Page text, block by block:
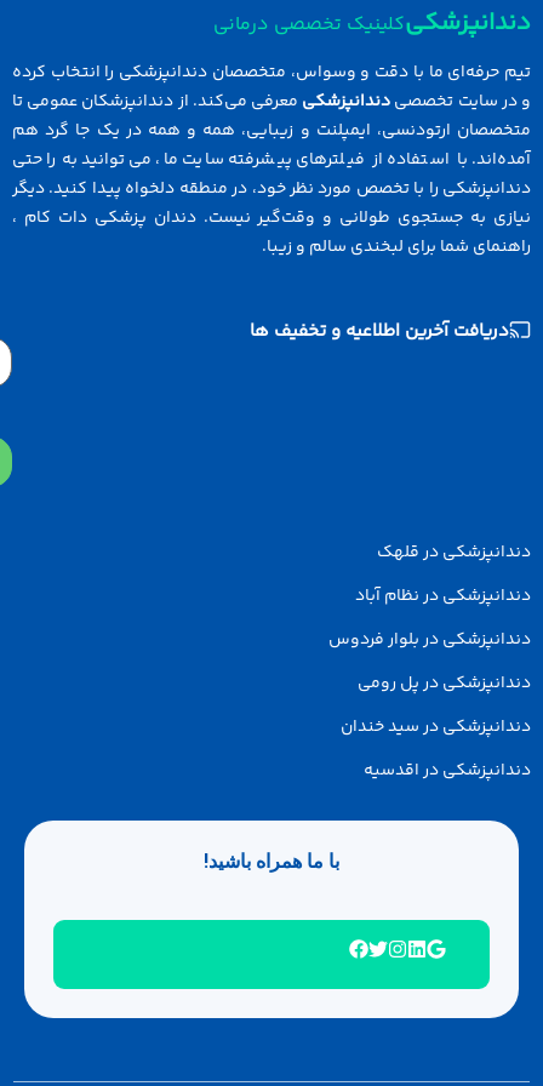
کلینیک تخصصی درمانی
حرفه‌ای ما با دقت و وسواس، متخصصان دندانپزشکی را انتخاب کرده
سایت تخصصیدندانپزشکیمعرفی می‌کند. از دندانپزشکان عمومی تا
ارتودنسی، ایمپلنت و زیبایی، همه و همه در یک جا گرد هم
با استفاده از فیلترهای پیشرفته سایت ما، می‌توانید به راحتی
را با تخصص مورد نظر خود، در منطقه دلخواه پیدا کنید. دیگر
به جستجوی طولانی و وقت‌گیر نیست. دندان پزشکی دات کام ،
شما برای لبخندی سالم و زیبا.
دریافت آخرین اطلاعیه و تخفیف ها
در قلهک
در نظام آباد
در بلوار فردوس
در پل رومی
در سید خندان
در اقدسیه
با ما همراه باشید!